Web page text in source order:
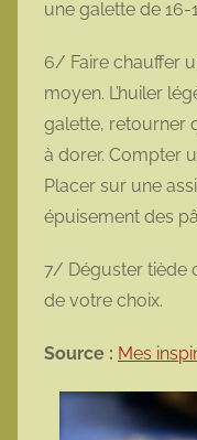
une galette de 16-
6/ Faire chauffer
moyen. L’huiler
galette, retourner
à dorer. Compter
Placer sur une
épuisement des
7/ Déguster tiède
de votre choix.
Source : Mes